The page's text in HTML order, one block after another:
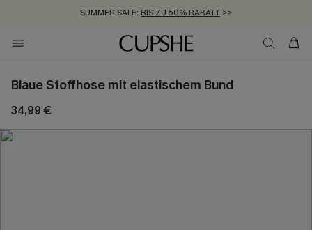
SUMMER SALE: BIS ZU 50% RABATT >>
ZUM NEWSLETTER:BIS ZU -20% EXTRA ERHALTEN
KOSTENLOSER VERSAND AB 89 €
Blaue Stoffhose mit elastischem Bund
34,99 €